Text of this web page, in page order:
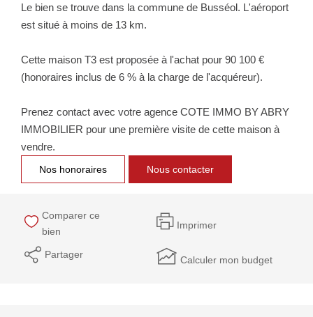
Nos Actualités Immo
ESPACE CLIENT
Espace Client Saint-Flour (VDS Immobilier)
Espace Dossier Location
Le bien se trouve dans la commune de Busséol. L'aéroport
est situé à moins de 13 km.
Cette maison T3 est proposée à l'achat pour 90 100 €
(honoraires inclus de 6 % à la charge de l'acquéreur).
Prenez contact avec votre agence COTE IMMO BY ABRY
IMMOBILIER pour une première visite de cette maison à
vendre.
Nos honoraires Nous contacter
Comparer ce
bien
Imprimer
Partager Calculer mon budget